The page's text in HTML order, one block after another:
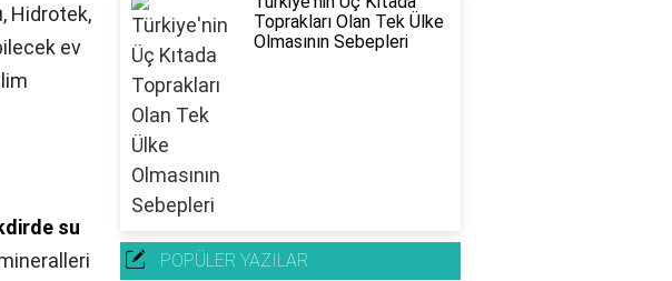
Hidrotek,
ev
su
Toprakları Olan Tek Ülke
Olmasının Sebepleri
POPÜLER YAZILAR